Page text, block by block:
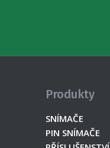
Produkty
SNÍMAČE
PIN SNÍMAČE